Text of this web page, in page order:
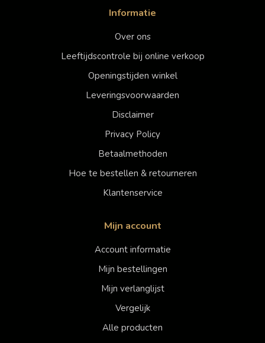
Informatie
Over ons
Leeftijdscontrole bij online verkoop
Openingstijden winkel
Leveringsvoorwaarden
Disclaimer
Privacy Policy
Betaalmethoden
Hoe te bestellen & retourneren
Klantenservice
Mijn account
Account informatie
Mijn bestellingen
Mijn verlanglijst
Vergelijk
Alle producten